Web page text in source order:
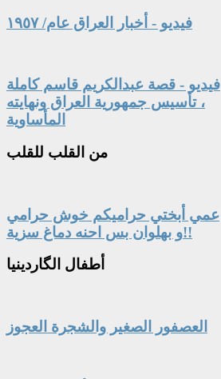
فيديو - أخبار العراق عام/ ١٩٥٧
فيديو - قصة عبدالكريم قاسم كاملة
، تأسيس جمهورية العراق ونهايته
المأساوية
من القلب للقلب
عمي أبختي حراميكم خوش حرامي
و بهلوان بس احنه دماغ سزية!!
أطفال الگاردينيا
العصفور الصغير والشجرة العجوز